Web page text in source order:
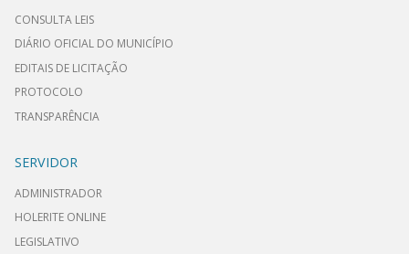
CONSULTA LEIS
DIÁRIO OFICIAL DO MUNICÍPIO
EDITAIS DE LICITAÇÃO
PROTOCOLO
TRANSPARÊNCIA
SERVIDOR
ADMINISTRADOR
HOLERITE ONLINE
LEGISLATIVO